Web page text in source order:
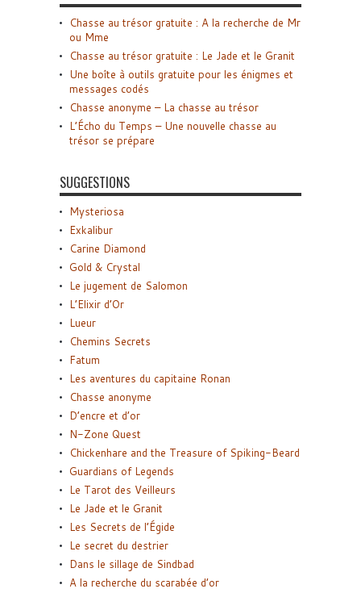
Chasse au trésor gratuite : A la recherche de Mr
ou Mme
Chasse au trésor gratuite : Le Jade et le Granit
Une boîte à outils gratuite pour les énigmes et
messages codés
Chasse anonyme – La chasse au trésor
L’Écho du Temps – Une nouvelle chasse au
trésor se prépare
SUGGESTIONS
Mysteriosa
Exkalibur
Carine Diamond
Gold & Crystal
Le jugement de Salomon
L’Elixir d’Or
Lueur
Chemins Secrets
Fatum
Les aventures du capitaine Ronan
Chasse anonyme
D’encre et d’or
N-Zone Quest
Chickenhare and the Treasure of Spiking-Beard
Guardians of Legends
Le Tarot des Veilleurs
Le Jade et le Granit
Les Secrets de l’Égide
Le secret du destrier
Dans le sillage de Sindbad
A la recherche du scarabée d’or